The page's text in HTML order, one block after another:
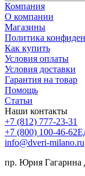
Компания
О компании
Магазины
Политика
Как купить
Условия оплаты
Условия доставки
Гарантия на товар
Помощь
Статьи
Наши контакты
+7 (812) 777-23-31
+7 (800) 100-46-62
info@dveri-milano.ru
пр. Юрия Гагарина